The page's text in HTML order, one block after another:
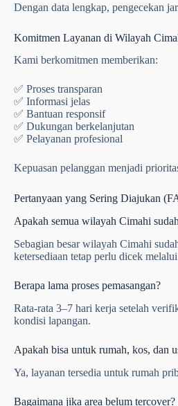
Dengan data lengkap, pengecekan
Komitmen Layanan di Wilayah
Kami berkomitmen memberikan:
✅ Proses transparan
✅ Informasi jelas
✅ Bantuan responsif
✅ Dukungan berkelanjutan
✅ Pelayanan profesional
Kepuasan pelanggan menjadi
Pertanyaan yang Sering Diajukan
Apakah semua wilayah Cimahi
Sebagian besar wilayah Cimahi
ketersediaan tetap perlu dicek
Berapa lama proses pemasangan?
Rata-rata 3–7 hari kerja setelah
kondisi lapangan.
Apakah bisa untuk rumah, kos, dan
Ya, layanan tersedia untuk rumah
Bagaimana jika area belum tercover?